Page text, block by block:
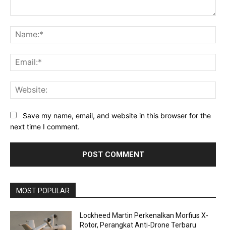
Save my name, email, and website in this browser for the
next time I comment.
MOST POPULAR
Lockheed Martin Perkenalkan Morfius X-
Rotor, Perangkat Anti-Drone Terbaru